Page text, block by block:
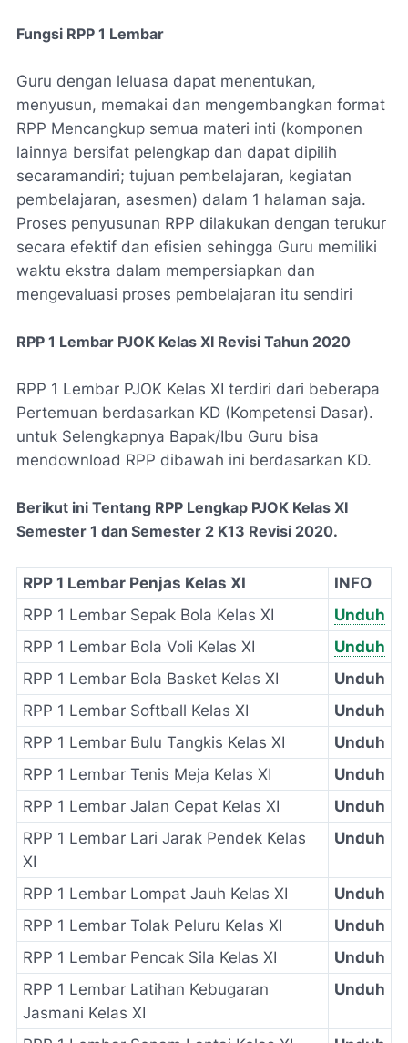
Fungsi RPP 1 Lembar
Guru dengan leluasa dapat menentukan,
menyusun, memakai dan mengembangkan format
RPP Mencangkup semua materi inti (komponen
lainnya bersifat pelengkap dan dapat dipilih
secaramandiri; tujuan pembelajaran, kegiatan
pembelajaran, asesmen) dalam 1 halaman saja.
Proses penyusunan RPP dilakukan dengan terukur
secara efektif dan efisien sehingga Guru memiliki
waktu ekstra dalam mempersiapkan dan
mengevaluasi proses pembelajaran itu sendiri
RPP 1 Lembar PJOK Kelas XI Revisi Tahun 2020
RPP 1 Lembar PJOK Kelas XI terdiri dari beberapa
Pertemuan berdasarkan KD (Kompetensi Dasar).
untuk Selengkapnya Bapak/Ibu Guru bisa
mendownload RPP dibawah ini berdasarkan KD.
Berikut ini Tentang RPP Lengkap PJOK Kelas XI
Semester 1 dan Semester 2 K13 Revisi 2020.
RPP 1 Lembar Penjas Kelas XI
INFO
RPP 1 Lembar Sepak Bola Kelas XI
Unduh
RPP 1 Lembar Bola Voli Kelas XI
Unduh
RPP 1 Lembar Bola Basket Kelas XI
Unduh
RPP 1 Lembar Softball Kelas XI
Unduh
RPP 1 Lembar Bulu Tangkis Kelas XI
Unduh
RPP 1 Lembar Tenis Meja Kelas XI
Unduh
RPP 1 Lembar Jalan Cepat Kelas XI
Unduh
RPP 1 Lembar Lari Jarak Pendek Kelas
XI
Unduh
RPP 1 Lembar Lompat Jauh Kelas XI
Unduh
RPP 1 Lembar Tolak Peluru Kelas XI
Unduh
RPP 1 Lembar Pencak Sila Kelas XI
Unduh
RPP 1 Lembar Latihan Kebugaran
Jasmani Kelas XI
Unduh